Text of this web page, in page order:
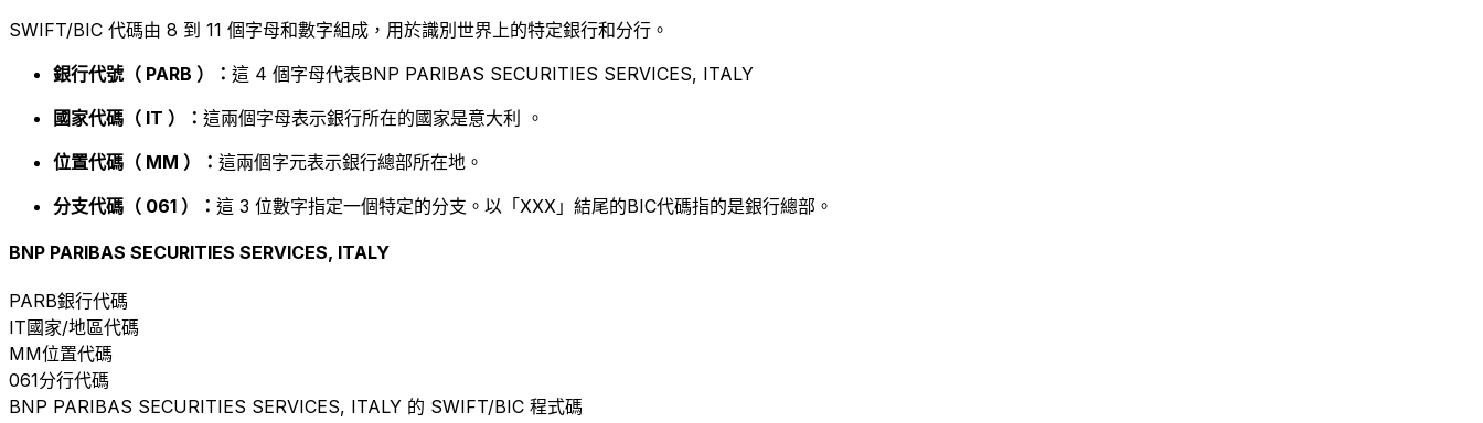
SWIFT/BIC 代碼由 8 到 11 個字母和數字組成，用於識別世界上的特定銀行和分行。
銀行代號（ PARB ）： 這 4 個字母代表BNP PARIBAS SECURITIES SERVICES, ITALY
國家代碼（ IT ）： 這兩個字母表示銀行所在的國家是意大利 。
位置代碼（ MM ）： 這兩個字元表示銀行總部所在地。
分支代碼（ 061 ）： 這 3 位數字指定一個特定的分支。以「XXX」結尾的BIC代碼指的是銀行總部。
BNP PARIBAS SECURITIES SERVICES, ITALY
PARB銀行代碼
IT國家/地區代碼
MM位置代碼
061分行代碼
BNP PARIBAS SECURITIES SERVICES, ITALY 的 SWIFT/BIC 程式碼